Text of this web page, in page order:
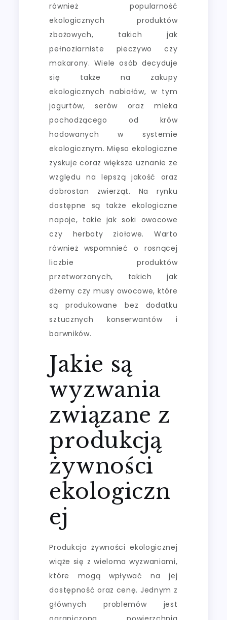
również popularność
ekologicznych produktów
zbożowych, takich jak
pełnoziarniste pieczywo czy
makarony. Wiele osób decyduje
się także na zakupy
ekologicznych nabiałów, w tym
jogurtów, serów oraz mleka
pochodzącego od krów
hodowanych w systemie
ekologicznym. Mięso ekologiczne
zyskuje coraz większe uznanie ze
względu na lepszą jakość oraz
dobrostan zwierząt. Na rynku
dostępne są także ekologiczne
napoje, takie jak soki owocowe
czy herbaty ziołowe. Warto
również wspomnieć o rosnącej
liczbie produktów
przetworzonych, takich jak
dżemy czy musy owocowe, które
są produkowane bez dodatku
sztucznych konserwantów i
barwników.
Jakie są
wyzwania
związane z
produkcją
żywności
ekologiczn
ej
Produkcja żywności ekologicznej
wiąże się z wieloma wyzwaniami,
które mogą wpływać na jej
dostępność oraz cenę. Jednym z
głównych problemów jest